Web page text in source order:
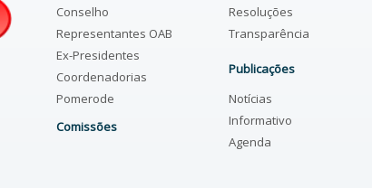
Conselho
Representantes OAB
Ex-Presidentes
Coordenadorias
Pomerode
Comissões
Resoluções
Transparência
Publicações
Notícias
Informativo
Agenda